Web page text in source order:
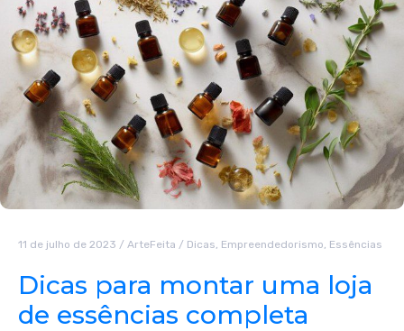
11 de julho de 2023 / ArteFeita / Dicas Empreendedorismo Essências
Dicas para montar uma loja
de essências completa